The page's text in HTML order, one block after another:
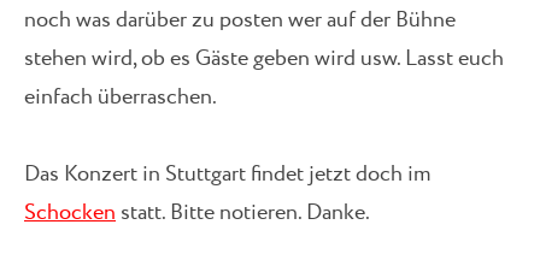
noch was darüber zu posten wer auf der Bühne
stehen wird, ob es Gäste geben wird usw. Lasst euch
einfach überraschen.
Das Konzert in Stuttgart findet jetzt doch im
Schockenstatt. Bitte notieren. Danke.